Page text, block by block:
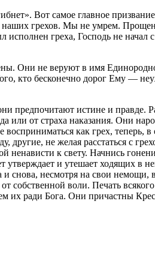
Вот самое главное
наших грехов. Мы не умрем.
греха, Господь не начал
Они не веруют в имя
кто бесконечно дорог Ему —
предпочитают истине и правде.
от страха наказания. Они
как грех, теперь, в
не желая расстаться с
ненависти к свету. Начнись
утверждает и утешает ходящих в
снова, несмотря на свои немощи,
собственной воли. Печать
их ради Бога. Они причастны